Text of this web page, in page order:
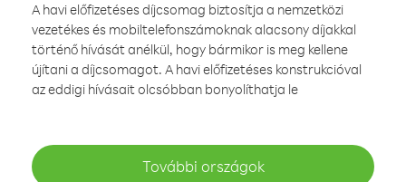
A havi előfizetéses díjcsomag biztosítja a nemzetközi
vezetékes és mobiltelefonszámoknak alacsony díjakkal
történő hívását anélkül, hogy bármikor is meg kellene
újítani a díjcsomagot. A havi előfizetéses konstrukcióval
az eddigi hívásait olcsóbban bonyolíthatja le
További országok